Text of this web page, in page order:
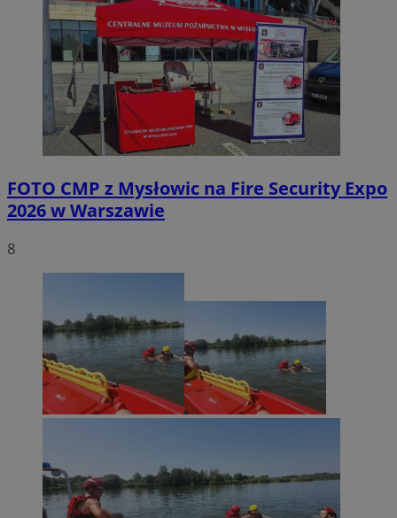
FOTO CMP z Mysłowic na Fire Security Expo
2026 w Warszawie
8